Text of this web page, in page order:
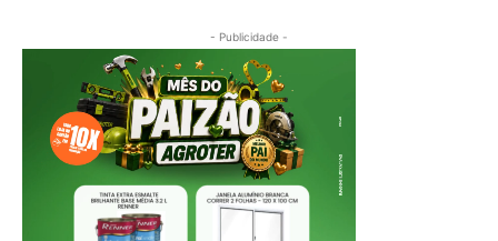
- Publicidade -